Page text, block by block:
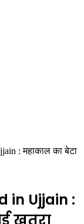
: महाकाल का बेटा
in Ujjain :